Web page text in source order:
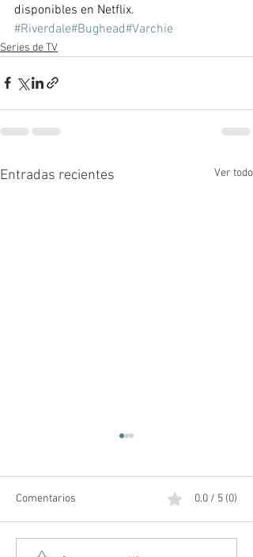
disponibles en Netflix.
#Riverdale#Bughead#Varchie
Series de TV
Entradas recientes Ver todo
Comentarios 0.0 / 5 (0)